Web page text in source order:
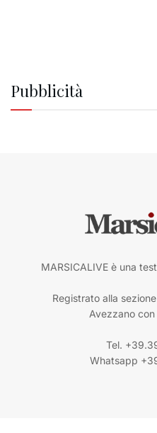
Pubblicità
MARSICALIVE è una
Registrato alla
Avezzano
Tel.
Whatsapp